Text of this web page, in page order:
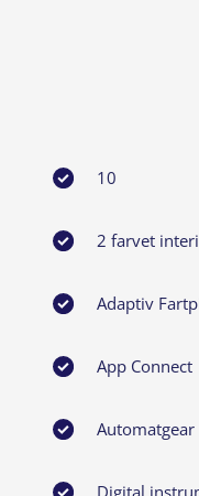
10
2 farvet
Adaptiv
App Connect
Automatgear
Digital